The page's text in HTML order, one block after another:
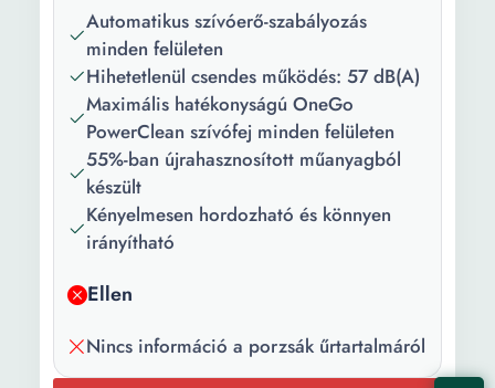
Súly:
7.19 kg
Szín:
Szürke
Teljesítmény:
600 W
Tápfeszültség:
220 V 240 V
Zajszint:
Porzsák
Hatósugár:
Zsák típus:
Papír
Automatikus szívóerő-szabályozás
minden felületen
Hihetetlenül csendes működés: 57 dB(A)
Maximális hatékonyságú OneGo
PowerClean szívófej minden felületen
55%-ban újrahasznosított műanyagból
készült
Kényelmesen hordozható és könnyen
irányítható
Ellen
Nincs információ a porzsák űrtartalmáról